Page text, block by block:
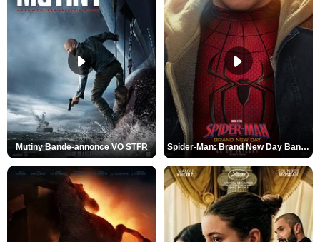
Mutiny Bande-annonce VO STFR Spider-Man: Brand New Day Bande-annonce VO STFR